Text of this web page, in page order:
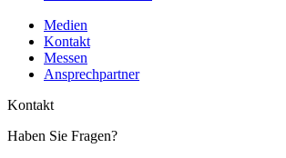
Medien
Kontakt
Messen
Ansprechpartner
Kontakt
Haben Sie Fragen?